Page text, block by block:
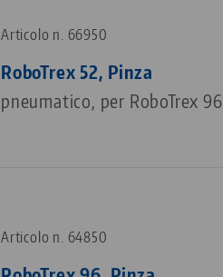
Articolo n. 66950
RoboTrex 52, Pinza
pneumatico, per RoboTrex 96
Articolo n. 64850